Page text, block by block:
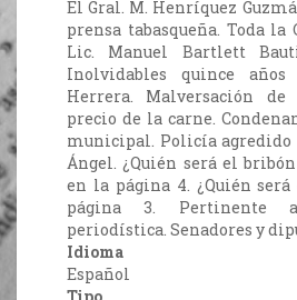
El Gral. M. Henríquez
prensa tabasqueña. Toda
Lic. Manuel Bartlett
Inolvidables quince
Herrera. Malversación
precio de la carne.
municipal. Policía agredido
Ángel. ¿Quién será el
en la página 4. ¿Quién
página 3. Pertinente
periodística. Senadores y
Idioma
Español